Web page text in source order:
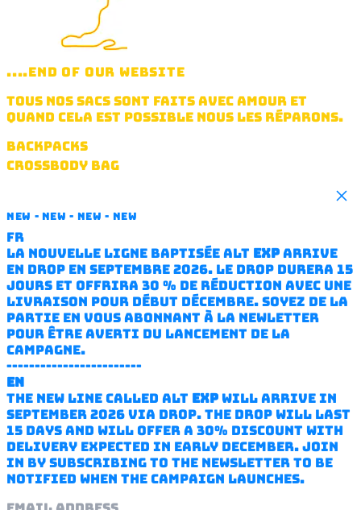
....END OF OUR WEBSITE
TOUS NOS SACS SONT FAITS AVEC AMOUR ET
QUAND CELA EST POSSIBLE NOUS LES RÉPARONS.
BACKPACKS
CROSSBODY BAG
WATERPROOF JACKET
TOOLS & 3D PRINT
SQUARE
VASE
GIFT CARD
SOUND
ABOUT STORE PARIS
CARE
REPAIR
POLICY
Instagram
Email
© 2026,ALT ONLINE LAB.
NEW - NEW - NEW - NEW
FR
La nouvelle ligne baptisée ALT EXParrive
en drop en septembre 2026. Le drop durera 15
jours et offrira 30 % de réduction avec une
livraison pour début décembre. Soyez de la
partie en vous abonnant à la newletter
pour être averti du lancement de la
campagne.
------------------------
EN
The new line called ALT EXP will arrive in
September 2026 via drop. The drop will last
15 days and will offer a 30% discount with
delivery expected in early December. Join
in by subscribing to the newsletter to be
notified when the campaign launches.